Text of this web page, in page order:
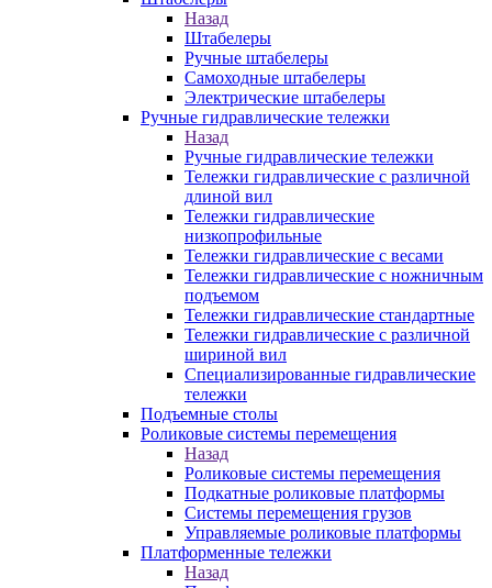
Назад
Штабелеры
Ручные штабелеры
Самоходные штабелеры
Электрические штабелеры
Ручные гидравлические тележки
Назад
Ручные гидравлические тележки
Тележки гидравлические с различной
длиной вил
Тележки гидравлические
низкопрофильные
Тележки гидравлические с весами
Тележки гидравлические с ножничным
подъемом
Тележки гидравлические стандартные
Тележки гидравлические с различной
шириной вил
Специализированные гидравлические
тележки
Подъемные столы
Роликовые системы перемещения
Назад
Роликовые системы перемещения
Подкатные роликовые платформы
Системы перемещения грузов
Управляемые роликовые платформы
Платформенные тележки
Назад